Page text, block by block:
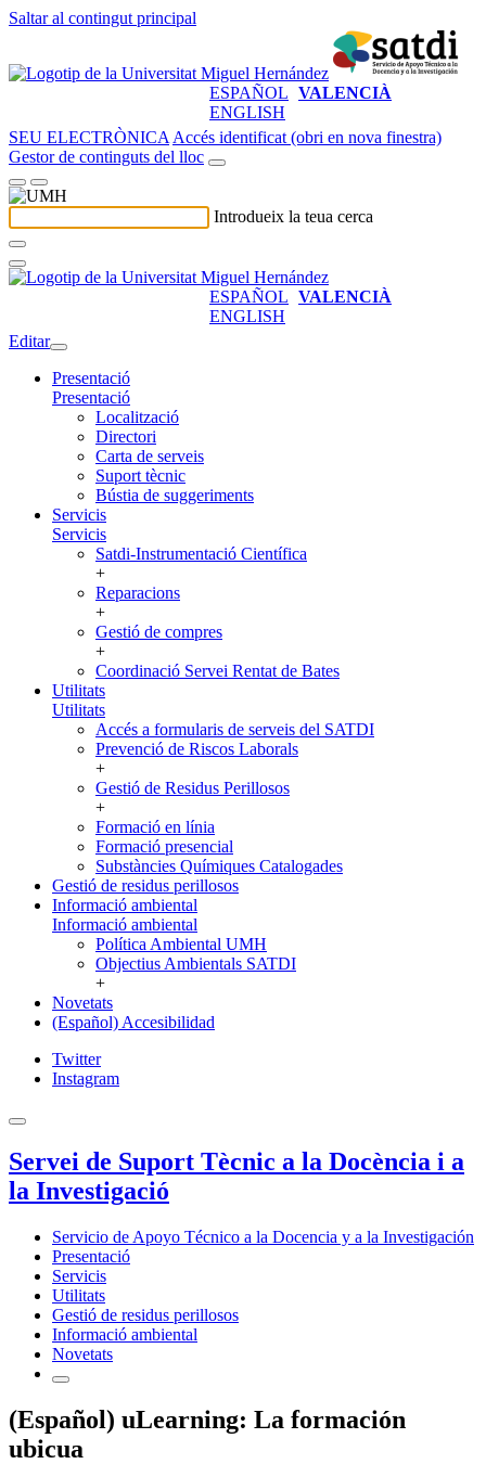
Saltar al contingut principal
ESPAÑOL VALENCIÀ
ENGLISH
SEU ELECTRÒNICA Accés identificat (obri en nova finestra)
Gestor de continguts del lloc
Introdueix la teua cerca
ESPAÑOL VALENCIÀ
ENGLISH
Editar
Presentació
Presentació
Localització
Directori
Carta de serveis
Suport tècnic
Bústia de suggeriments
Servicis
Servicis
Satdi-Instrumentació Científica
+
Reparacions
+
Gestió de compres
+
Coordinació Servei Rentat de Bates
Utilitats
Utilitats
Accés a formularis de serveis del SATDI
Prevenció de Riscos Laborals
+
Gestió de Residus Perillosos
+
Formació en línia
Formació presencial
Substàncies Químiques Catalogades
Gestió de residus perillosos
Informació ambiental
Informació ambiental
Política Ambiental UMH
Objectius Ambientals SATDI
+
Novetats
(Español) Accesibilidad
Twitter
Instagram
Servei de Suport Tècnic a la Docència i a
la Investigació
Servicio de Apoyo Técnico a la Docencia y a la Investigación
Presentació
Servicis
Utilitats
Gestió de residus perillosos
Informació ambiental
Novetats
(Español) uLearning: La formación
ubicua